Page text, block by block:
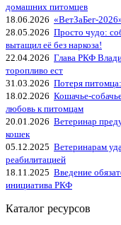
домашних питомцев
18.06.2026
28.05.2026 Просто чудо:
вытащил её без наркоза!
22.04.2026 Глава РКФ
торопливо ест
31.03.2026 Потеря
18.02.2026 Кошачье-
любовь к питомцам
20.01.2026 Ветеринар
кошек
05.12.2025 Ветеринарам
реабилитацией
18.11.2025 Введение
инициатива РКФ
Каталог ресурсов